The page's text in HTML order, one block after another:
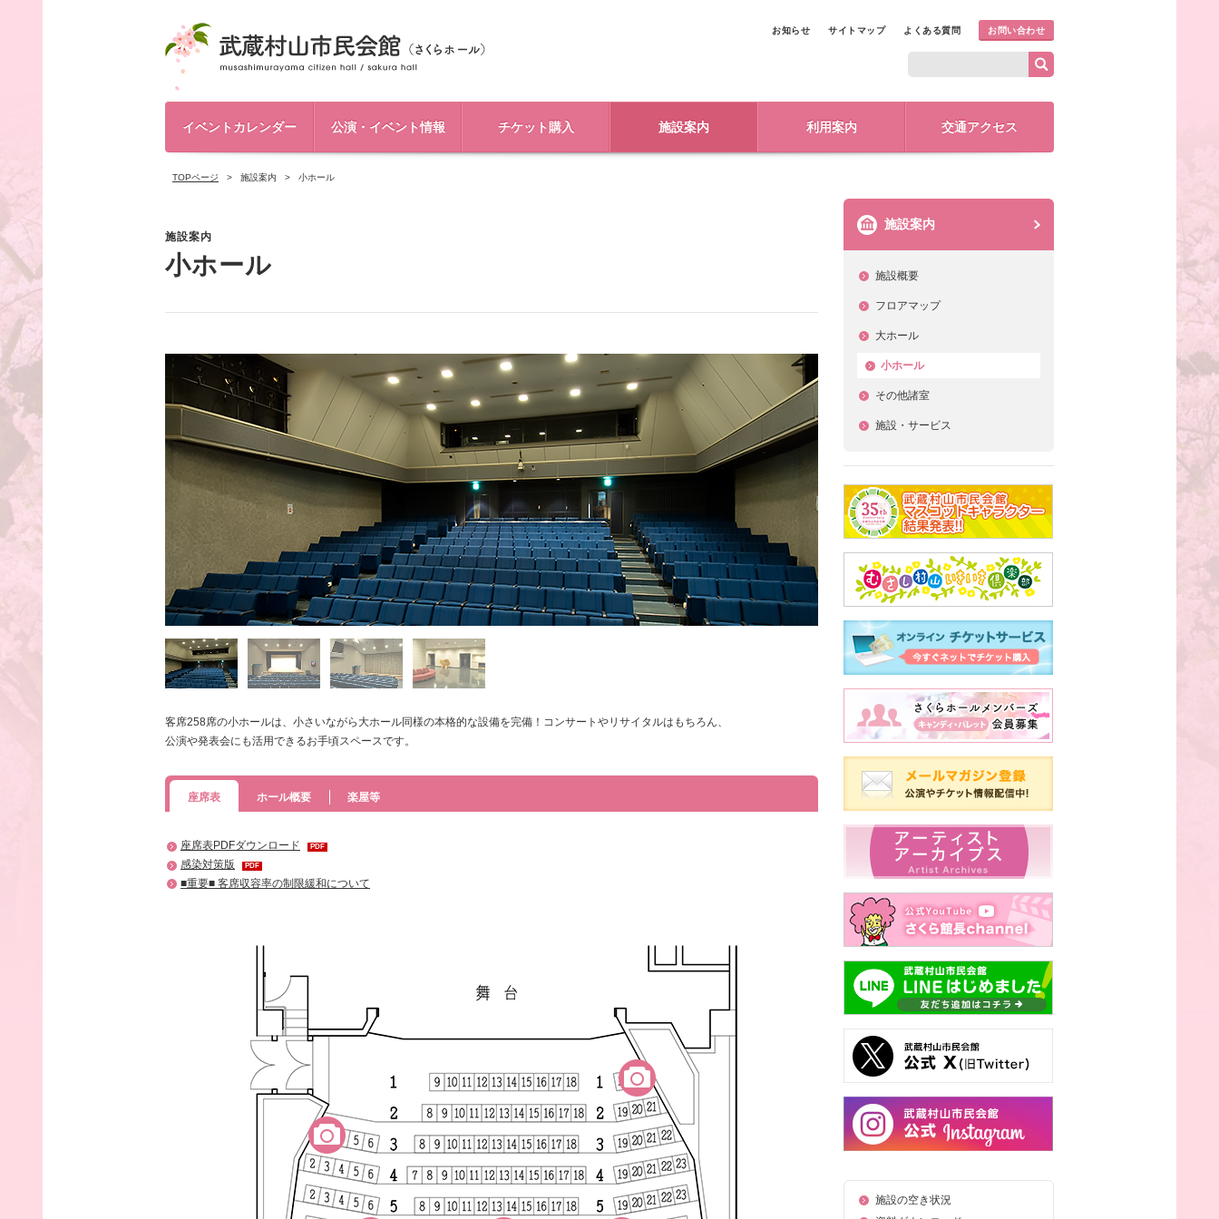
お知らせ サイトマップ よくある質問 お問い合わせ
イベントカレンダー 公演・イベント情報 チケット購入 施設案内 利用案内 交通アクセス
TOPページ 施設案内 小ホール
施設案内
小ホール
客席258席の小ホールは、小さいながら大ホール同様の本格的な設備を完備！コンサートやリサイタルはもちろん、
公演や発表会にも活用できるお手頃スペースです。
座席表 ホール概要 楽屋等
座席表PDFダウンロード PDF
感染対策版 PDF
■重要■ 客席収容率の制限緩和について
施設案内
施設概要
フロアマップ
大ホール
小ホール
その他諸室
施設・サービス
施設の空き状況